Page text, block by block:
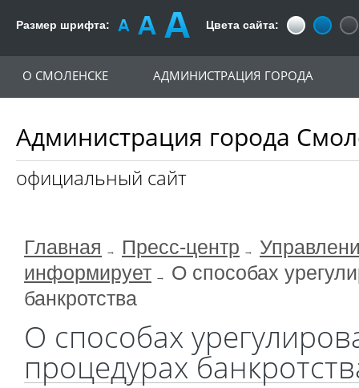
Размер шрифта: Цвета сайта:
Администрация города
официальный сайт
О СМОЛЕНСКЕ АДМИНИСТРАЦИЯ ГОРОДА
Главная Пресс-центр
информирует
О способах
банкротства
О способах
процедурах